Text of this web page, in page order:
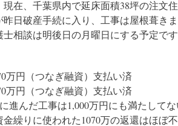
現在、千葉県内で延床面積38坪の注文
日破産手続に入り、工事は屋根葺きま
相談は明後日の月曜日にする予定です
万円（つなぎ融資）支払い済
万円（つなぎ融資）支払い済
進んだ工事は1,000万円にも満たして
繰りに使われた1070万の返還はほぼ